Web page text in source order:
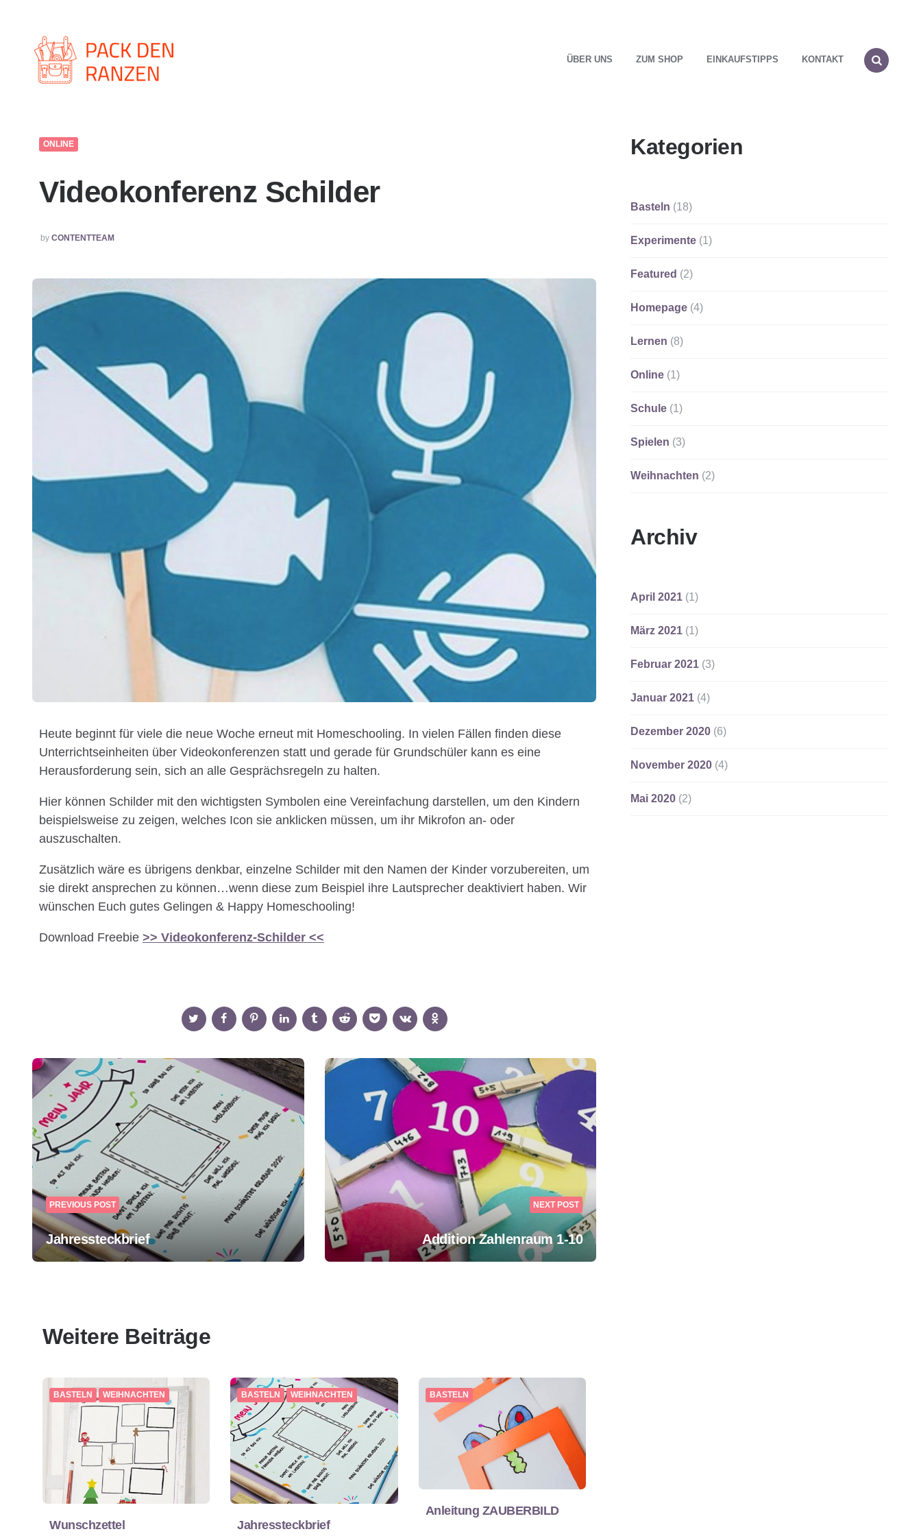
Pack
den
Ranzen,
Dein
ÜBER UNS ZUM SHOP EINKAUFSTIPPS KONTAKT
ONLINE
Videokonferenz Schilder
POSTED
BY
by CONTENTTEAM
Heute beginnt für viele die neue Woche erneut mit Homeschooling. In vielen Fällen finden diese
Unterrichtseinheiten über Videokonferenzen statt und gerade für Grundschüler kann es eine
Herausforderung sein, sich an alle Gesprächsregeln zu halten.
Hier können Schilder mit den wichtigsten Symbolen eine Vereinfachung darstellen, um den Kindern
beispielsweise zu zeigen, welches Icon sie anklicken müssen, um ihr Mikrofon an- oder
auszuschalten.
Zusätzlich wäre es übrigens denkbar, einzelne Schilder mit den Namen der Kinder vorzubereiten, um
sie direkt ansprechen zu können…wenn diese zum Beispiel ihre Lautsprecher deaktiviert haben. Wir
wünschen Euch gutes Gelingen & Happy Homeschooling!
Download Freebie >> Videokonferenz-Schilder <<
Post
navigation
PREVIOUS POST
Jahressteckbrief
NEXT POST
Addition Zahlenraum 1-10
Weitere Beiträge
BASTELN WEIHNACHTEN
Wunschzettel
BASTELN WEIHNACHTEN
Jahressteckbrief
BASTELN
Anleitung ZAUBERBILD
Kategorien
Basteln (18)
Experimente (1)
Featured (2)
Homepage (4)
Lernen (8)
Online (1)
Schule (1)
Spielen (3)
Weihnachten (2)
Archiv
April 2021 (1)
März 2021 (1)
Februar 2021 (3)
Januar 2021 (4)
Dezember 2020 (6)
November 2020 (4)
Mai 2020 (2)